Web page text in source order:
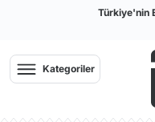
Türkiye'nin
Kategoriler